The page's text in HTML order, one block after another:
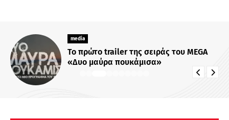
media
Το πρώτο trailer της σειράς του MEGA
«Δυο μαύρα πουκάμισα»